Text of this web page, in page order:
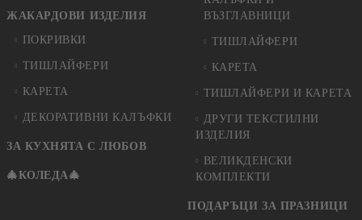
ЖАКАРДОВИ ИЗДЕЛИЯ
ПОКРИВКИ
ТИШЛАЙФЕРИ
КАРЕТА
ДЕКОРАТИВНИ КАЛЪФКИ
ЗА КУХНЯТА С ЛЮБОВ
🎄КОЛЕДА🎄
ВЪЗГЛАВНИЦИ
ТИШЛАЙФЕРИ
КАРЕТА
ТИШЛАЙФЕРИ И КАРЕТА
ДРУГИ ТЕКСТИЛНИ
ИЗДЕЛИЯ
ВЕЛИКДЕНСКИ
КОМПЛЕКТИ
ПОДАРЪЦИ ЗА ПРАЗНИЦИ